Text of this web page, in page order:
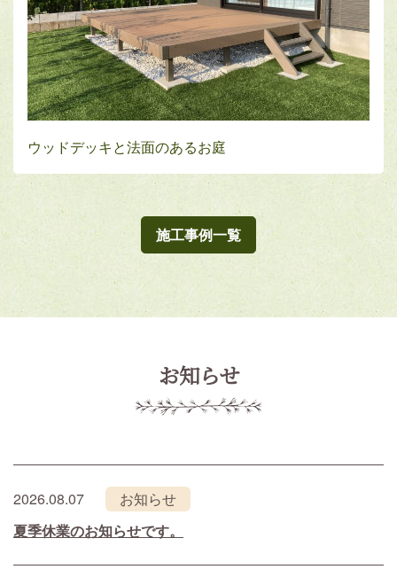
ウッドデッキと法面のあるお庭
施工事例一覧
お知らせ
2026.08.07
お知らせ
夏季休業のお知らせです。